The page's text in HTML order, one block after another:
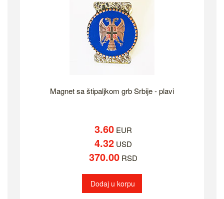
Magnet sa štipaljkom grb Srbije - plavi
3.60 EUR
4.32 USD
370.00 RSD
Dodaj u korpu